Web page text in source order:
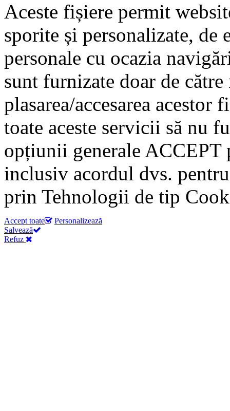
Aceste fișiere permit
sporite și personalizate, de
personale cu ocazia
sunt furnizate doar de
plasarea/accesarea acestor
toate aceste servicii să nu
opțiunii generale ACCEPT
inclusiv acordul dvs.
prin Tehnologii de tip
Accept toate
Personalizează
Salvează
Refuz